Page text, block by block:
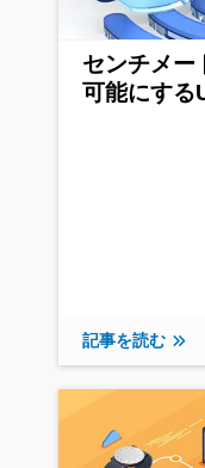
センチメー
可能にする
記事を読む